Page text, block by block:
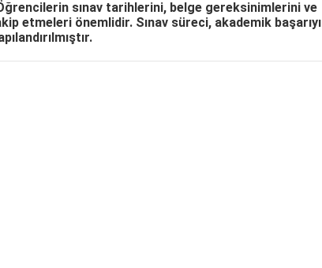
sınav tarihlerini, belge gereksinimlerini ve
etmeleri önemlidir. Sınav süreci, akademik başarıyı